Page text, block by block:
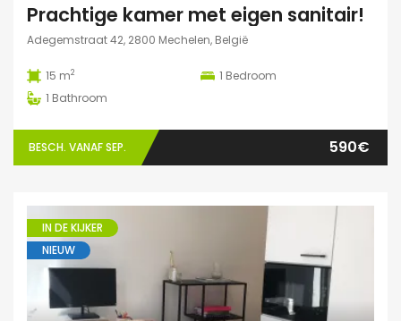
Prachtige kamer met eigen sanitair!
Adegemstraat 42, 2800 Mechelen, België
15 m2 1 Bedroom
1 Bathroom
BESCH. VANAF SEP. 590€
IN DE KIJKER
NIEUW